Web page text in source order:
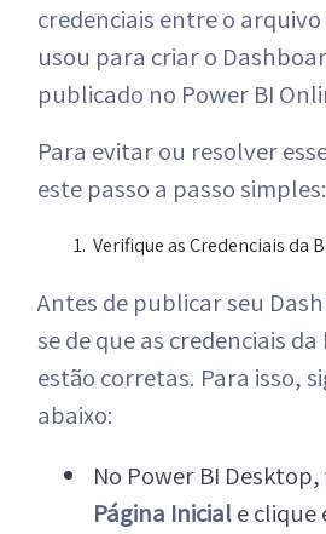
credenciais entre o arquivo
usou para criar o
publicado no Power BI
Para evitar ou resolver
este passo a passo simples:
Verifique as Credenciais da
Antes de publicar seu
se de que as credenciais
estão corretas. Para isso,
abaixo:
No Power BI
Página Iniciale clique